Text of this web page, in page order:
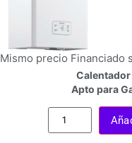
Mismo precio Financiado
Apto para